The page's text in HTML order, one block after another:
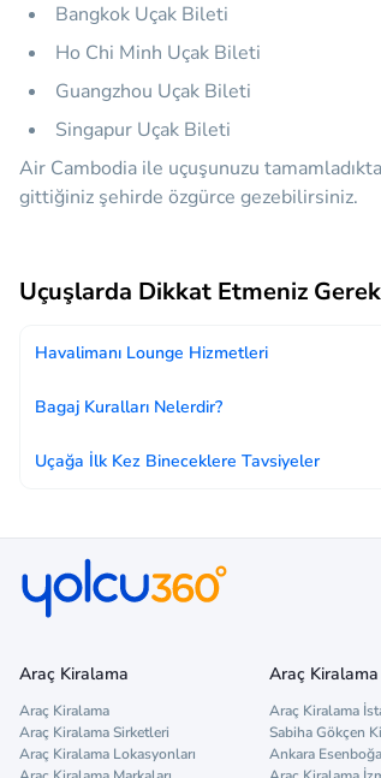
Bangkok Uçak Bileti
Ho Chi Minh Uçak Bileti
Guangzhou Uçak Bileti
Singapur Uçak Bileti
Air Cambodia ile uçuşunuzu
gittiğiniz şehirde özgürce gezebilirsiniz.
Uçuşlarda Dikkat Etmeniz
Havalimanı Lounge Hizmetleri
Bagaj Kuralları Nelerdir?
Uçağa İlk Kez Bineceklere Tavsiyeler
Araç Kiralama
Araç Kiralama
Araç Kiralama Sirketleri
Araç Kiralama Lokasyonları
Araç
Araç Kiralama
Sabiha Gökçen
Ankara